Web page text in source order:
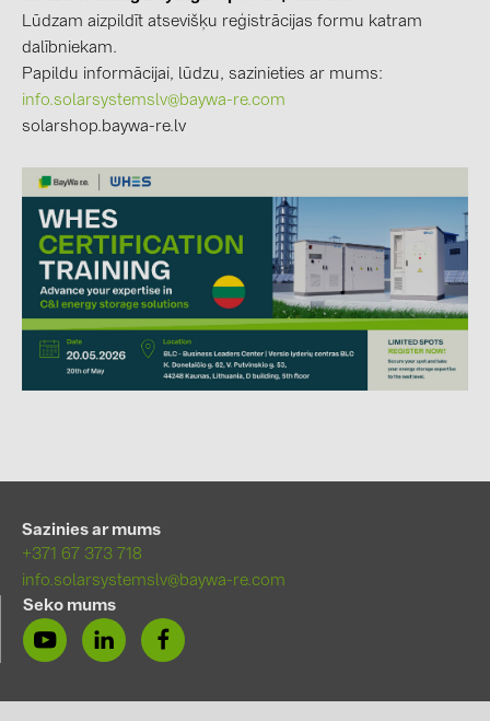
Stäubli (2)
Trina Solar (6)
Victron Energy B.V. (2)
WHES (5)
Lūdzam aizpildīt atsevišķu reģistrācijas formu katram
dalībniekam.
Papildu informācijai, lūdzu, sazinieties ar mums:
info.solarsystemslv@baywa-re.com
solarshop.baywa-re.lv
Sazinies ar mums
+371 67 373 718
info.solarsystemslv@baywa-re.com
Seko mums